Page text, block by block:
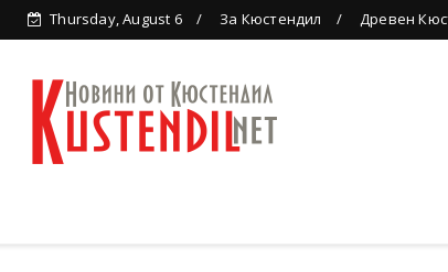
Thursday, August 6 За Кюстендил Древен